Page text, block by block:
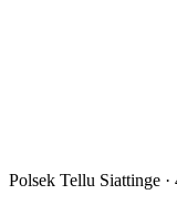
Polsek Tellu Siattinge ·